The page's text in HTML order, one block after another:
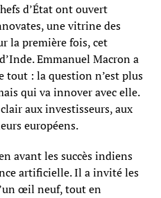
d’État ont ouvert
une vitrine des
la première fois, cet
Emmanuel Macron a
tout : la question n’est plus
qui va innover avec elle.
aux investisseurs, aux
européens.
avant les succès indiens
artificielle. Il a invité les
œil neuf, tout en